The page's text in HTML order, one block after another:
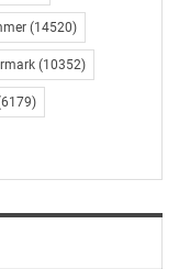
(14520)
(10352)